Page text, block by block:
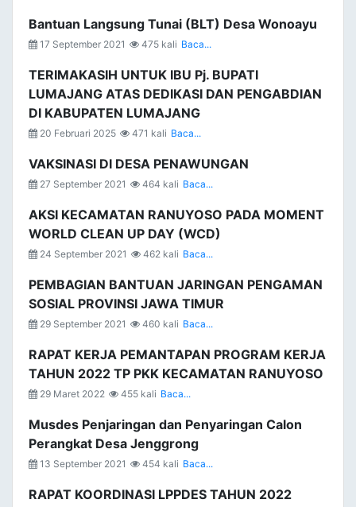
Bantuan Langsung Tunai (BLT) Desa Wonoayu
17 September 2021 475 kali Baca...
TERIMAKASIH UNTUK IBU Pj. BUPATI
LUMAJANG ATAS DEDIKASI DAN PENGABDIAN
DI KABUPATEN LUMAJANG
20 Februari 2025 471 kali Baca...
VAKSINASI DI DESA PENAWUNGAN
27 September 2021 464 kali Baca...
AKSI KECAMATAN RANUYOSO PADA MOMENT
WORLD CLEAN UP DAY (WCD)
24 September 2021 462 kali Baca...
PEMBAGIAN BANTUAN JARINGAN PENGAMAN
SOSIAL PROVINSI JAWA TIMUR
29 September 2021 460 kali Baca...
RAPAT KERJA PEMANTAPAN PROGRAM KERJA
TAHUN 2022 TP PKK KECAMATAN RANUYOSO
29 Maret 2022 455 kali Baca...
Musdes Penjaringan dan Penyaringan Calon
Perangkat Desa Jenggrong
13 September 2021 454 kali Baca...
RAPAT KOORDINASI LPPDES TAHUN 2022